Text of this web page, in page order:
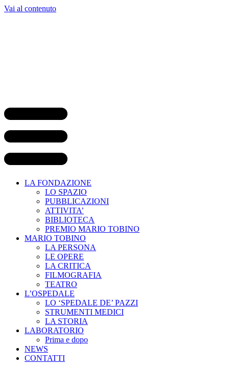
Vai al contenuto
LA FONDAZIONE
LO SPAZIO
PUBBLICAZIONI
ATTIVITA’
BIBLIOTECA
PREMIO MARIO TOBINO
MARIO TOBINO
LA PERSONA
LE OPERE
LA CRITICA
FILMOGRAFIA
TEATRO
L’OSPEDALE
LO ‘SPEDALE DE’ PAZZI
STRUMENTI MEDICI
LA STORIA
LABORATORIO
Prima e dopo
NEWS
CONTATTI